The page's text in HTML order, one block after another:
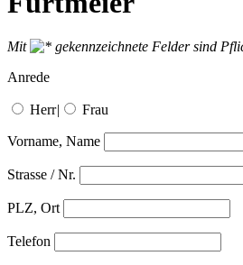
Mit
gekennzeichnete Felder sind
Anrede
Herr| Frau
Vorname, Name
Strasse / Nr.
PLZ, Ort
Telefon